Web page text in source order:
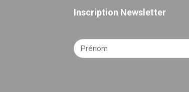
Inscription Newsletter